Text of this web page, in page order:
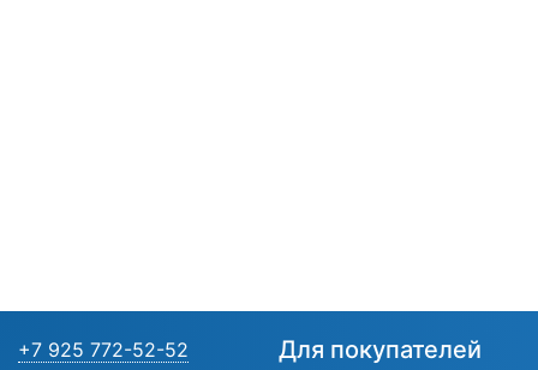
+7 925 772-52-52 Для покупателей